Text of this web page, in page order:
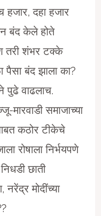
दहा हजार
बंद केले होते
तरी शंभर टक्के
पैसा बंद झाला का?
पुढे वाढलाच.
मारवाडी समाजाच्या
कठोर टीकेचे
रोषाला निर्भयपणे
छाती
मोदींच्या